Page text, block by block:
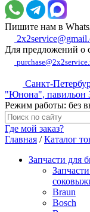
Пишите нам в
Для предложений о
Санкт-
"Юнона", павильон
Режим работы: без
Где мой заказ?
Главная /Каталог
Запчасти для
Braun
Bosch